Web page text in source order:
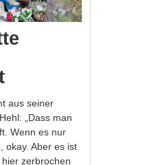
aus seiner
„Dass man
Wenn es nur
okay. Aber es ist
zerbrochen